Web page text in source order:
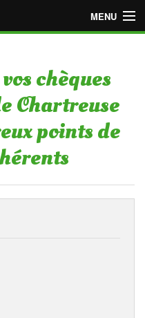
MENU
chèques
Chartreuse
points de